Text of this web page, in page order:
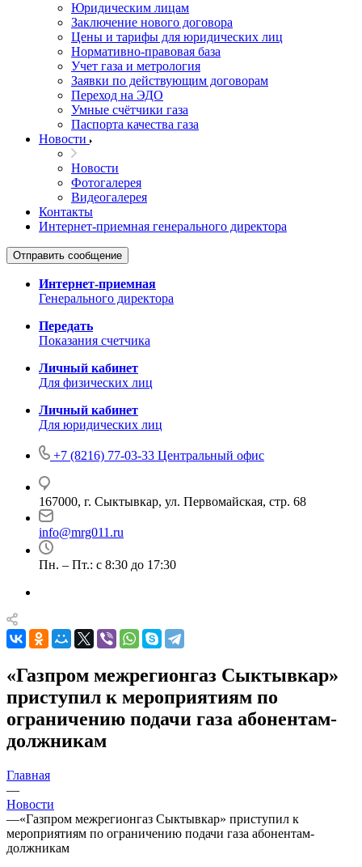
Юридическим лицам
Заключение нового договора
Цены и тарифы для юридических лиц
Нормативно-правовая база
Учет газа и метрология
Заявки по действующим договорам
Переход на ЭДО
Умные счётчики газа
Паспорта качества газа
Новости
Новости
Фотогалерея
Видеогалерея
Контакты
Интернет-приемная генерального директора
Отправить сообщение
Интернет-приемная
Генерального директора
Передать
Показания счетчика
Личный кабинет
Для физических лиц
Личный кабинет
Для юридических лиц
+7 (8216) 77-03-33 Центральный офис
167000, г. Сыктывкар, ул. Первомайская, стр. 68
info@mrg011.ru
Пн. – Пт.: с 8:30 до 17:30
«Газпром межрегионгаз Сыктывкар»
приступил к мероприятиям по
ограничению подачи газа абонентам-
должникам
Главная
—
Новости
—«Газпром межрегионгаз Сыктывкар» приступил к
мероприятиям по ограничению подачи газа абонентам-
должникам